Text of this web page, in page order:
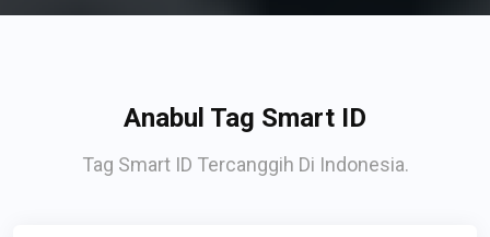
Anabul Tag Smart ID
Tag Smart ID Tercanggih Di Indonesia.